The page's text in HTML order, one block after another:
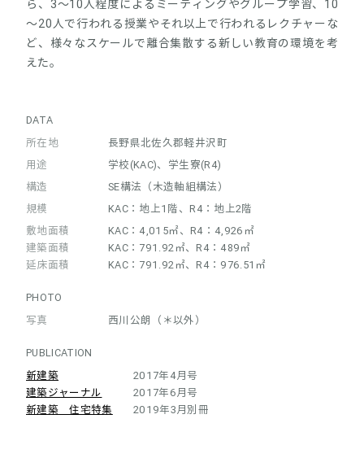
ら、3～10人程度によるミーティングやグループ学習、10
～20人で行われる授業やそれ以上で行われるレクチャーな
ど、様々なスケールで離合集散する新しい教育の環境を考
えた。
DATA
所在地
長野県北佐久郡軽井沢町
用途
学校(KAC)、学生寮(R4)
構造
SE構法（木造軸組構法）
規模
KAC：地上1階、R4：地上2階
敷地面積
建築面積
延床面積
KAC：4,015㎡、R4：4,926㎡
KAC：791.92㎡、R4：489㎡
KAC：791.92㎡、R4：976.51㎡
PHOTO
写真
西川公朗（＊以外）
PUBLICATION
新建築
建築ジャーナル
新建築 住宅特集
2017年4月号
2017年6月号
2019年3月別冊